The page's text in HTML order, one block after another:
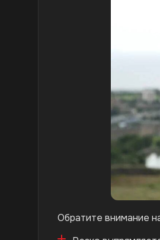
Обратите внимание